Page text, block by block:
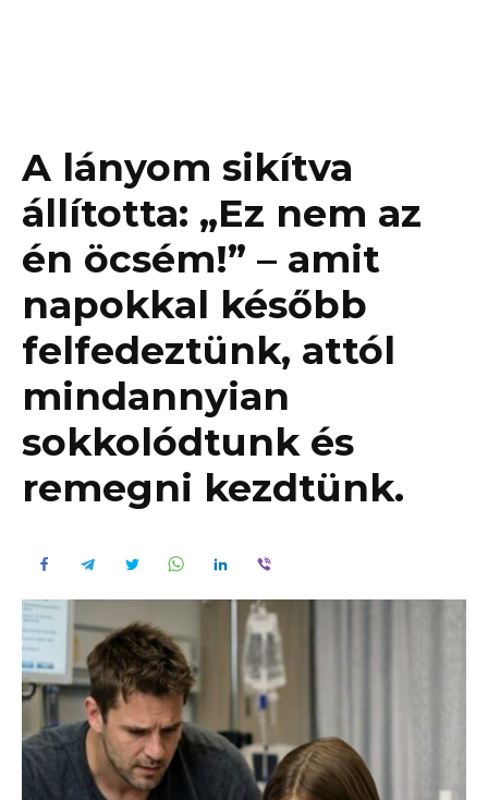
A lányom sikítva
állította: „Ez nem az
én öcsém!” – amit
napokkal később
felfedeztünk, attól
mindannyian
sokkolódtunk és
remegni kezdtünk.